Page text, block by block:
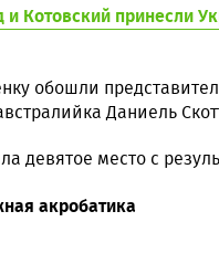
и Котовский принесли
обошли
Даниель
девятое место с
акробатика